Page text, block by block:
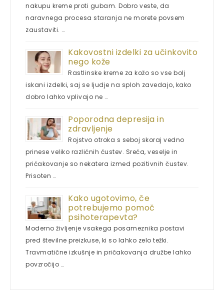
nakupu kreme proti gubam. Dobro veste, da
naravnega procesa staranja ne morete povsem
zaustaviti. …
Kakovostni izdelki za učinkovito
nego kože
Rastlinske kreme za kožo so vse bolj
iskani izdelki, saj se ljudje na sploh zavedajo, kako
dobro lahko vplivajo ne …
Poporodna depresija in
zdravljenje
Rojstvo otroka s seboj skoraj vedno
prinese veliko različnih čustev. Sreča, veselje in
pričakovanje so nekatera izmed pozitivnih čustev.
Prisoten …
Kako ugotovimo, če
potrebujemo pomoč
psihoterapevta?
Moderno življenje vsakega posameznika postavi
pred številne preizkuse, ki so lahko zelo težki.
Travmatične izkušnje in pričakovanja družbe lahko
povzročijo …